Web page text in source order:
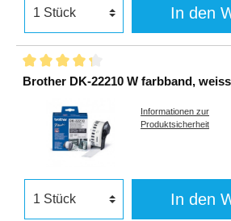
In den
Brother DK-22210 W farbband, weiss
Informationen zur
Produktsicherheit
In den